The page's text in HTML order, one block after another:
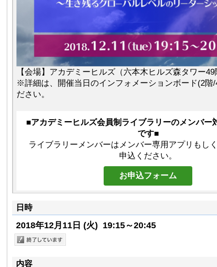
【会場】アカデミーヒルズ（六本木ヒルズ森タワー49
※詳細は、開催当日のインフォメーションボード(2階
ださい。
■アカデミーヒルズ会員制ライブラリーのメンバー
です■
ライブラリーメンバーはメンバー専用アプリもし
申込ください。
お申込フォーム
日時
2018年12月11日 (火) 19:15～20:45
内容